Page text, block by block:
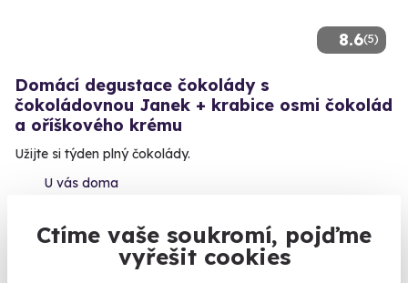
Ctíme vaše soukromí, pojďme
vyřešit cookies
8.6(5)
Domácí degustace čokolády s
čokoládovnou Janek + krabice osmi čokolád
a oříškového krému
Užijte si týden plný čokolády.
U vás doma
1 799 Kč